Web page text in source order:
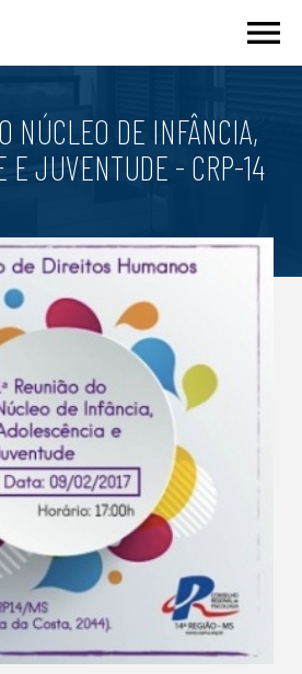
menu
NÚCLEO DE INFÂNCIA,
E JUVENTUDE - CRP-14